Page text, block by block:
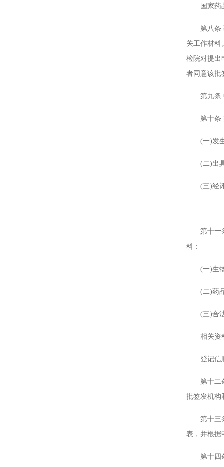
国家药品
第八条 药
关工作材料
检院对提出
者同意该批
第九条 中
第十条 批
(一)发生
(二)出具
(三)经评
第十一条
料：
(一)生物
(二)药品
(三)合法
相关资料
登记信息
第十二条
批签发机构
第十三条
表，并根据
第十四条